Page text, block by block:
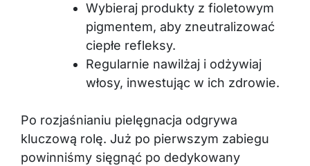
Wybieraj produkty z fioletowym
pigmentem, aby zneutralizować
ciepłe refleksy.
Regularnie nawilżaj i odżywiaj
włosy, inwestując w ich zdrowie.
Po rozjaśnianiu pielęgnacja odgrywa
kluczową rolę. Już po pierwszym zabiegu
powinniśmy sięgnąć po dedykowany